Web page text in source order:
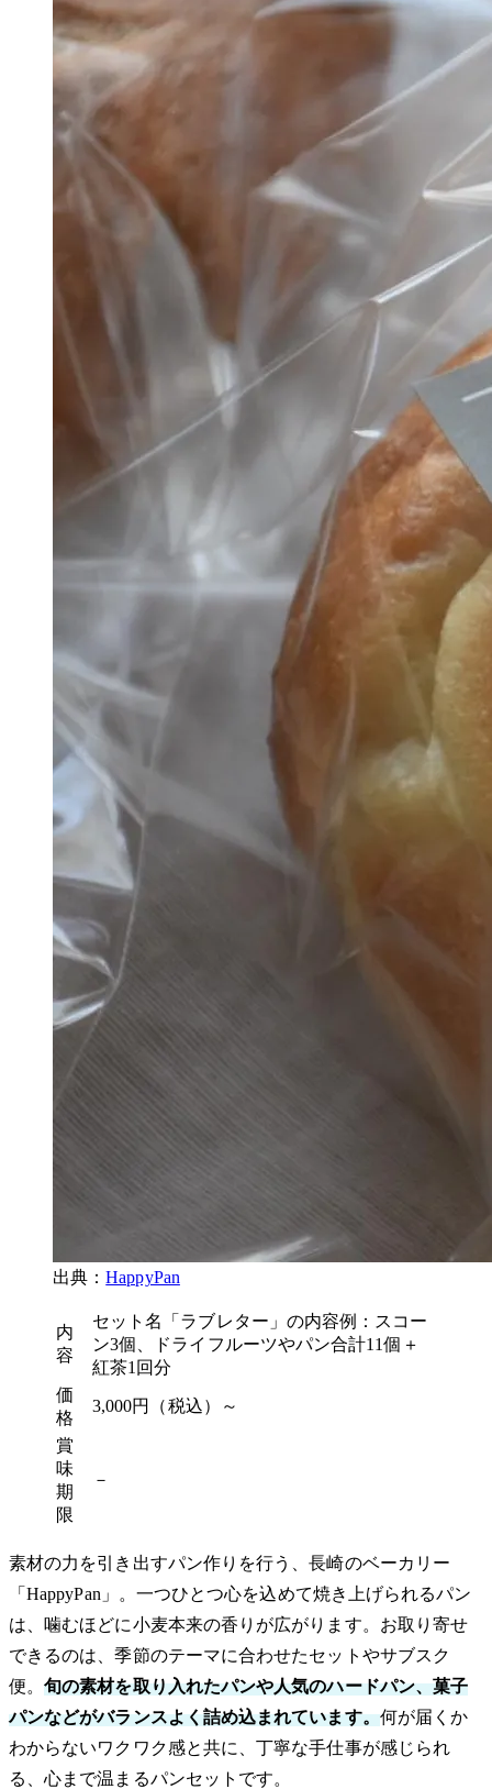
出典：HappyPan
内
容
セット名「ラブレター」の内容例：スコー
ン3個、ドライフルーツやパン合計11個＋
紅茶1回分
価
格
3,000円（税込）～
賞
味
期
限
－
素材の力を引き出すパン作りを行う、長崎のベーカリー
「HappyPan」。一つひとつ心を込めて焼き上げられるパン
は、噛むほどに小麦本来の香りが広がります。お取り寄せ
できるのは、季節のテーマに合わせたセットやサブスク
便。旬の素材を取り入れたパンや人気のハードパン、菓子
パンなどがバランスよく詰め込まれています。何が届くか
わからないワクワク感と共に、丁寧な手仕事が感じられ
る、心まで温まるパンセットです。